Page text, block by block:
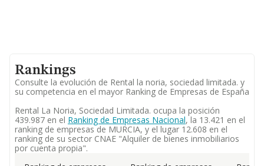
Rankings
Consulte la evolución de Rental la noria, sociedad limitada. y
su competencia en el mayor Ranking de Empresas de España
Rental La Noria, Sociedad Limitada. ocupa la posición
439.987 en el Ranking de Empresas Nacional, la 13.421 en el
ranking de empresas de MURCIA, y el lugar 12.608 en el
ranking de su sector CNAE "Alquiler de bienes inmobiliarios
por cuenta propia".